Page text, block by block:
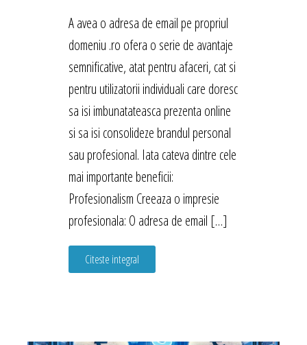
A avea o adresa de email pe propriul
domeniu .ro ofera o serie de avantaje
semnificative, atat pentru afaceri, cat si
pentru utilizatorii individuali care doresc
sa isi imbunatateasca prezenta online
si sa isi consolideze brandul personal
sau profesional. Iata cateva dintre cele
mai importante beneficii:
Profesionalism Creeaza o impresie
profesionala: O adresa de email […]
Citeste integral